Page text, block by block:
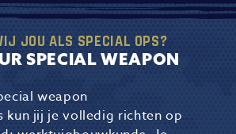
JOU ALS SPECIAL OPS?
SPECIAL WEAPON
weapon
kun jij je volledig richten op